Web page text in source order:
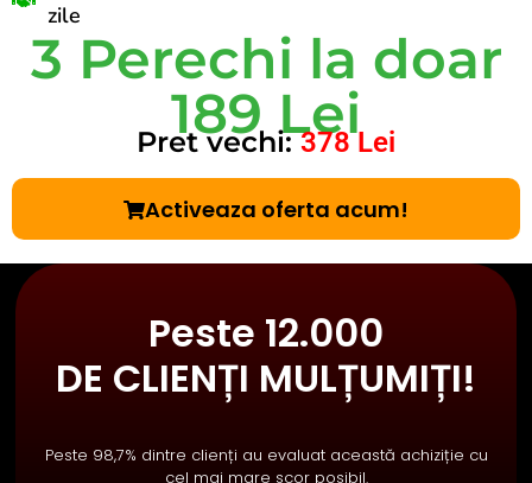
zile
3 Perechi la doar
189 Lei
Pret vechi: 378 Lei
Activeaza oferta acum!
Peste 12.000
DE CLIENȚI MULȚUMIȚI!
Peste 98,7% dintre clienți au evaluat această achiziție cu
cel mai mare scor posibil.